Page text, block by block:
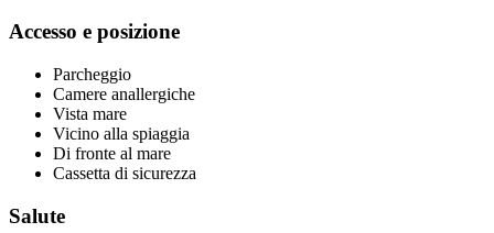
Accesso e posizione
Parcheggio
Camere anallergiche
Vista mare
Vicino alla spiaggia
Di fronte al mare
Cassetta di sicurezza
Salute